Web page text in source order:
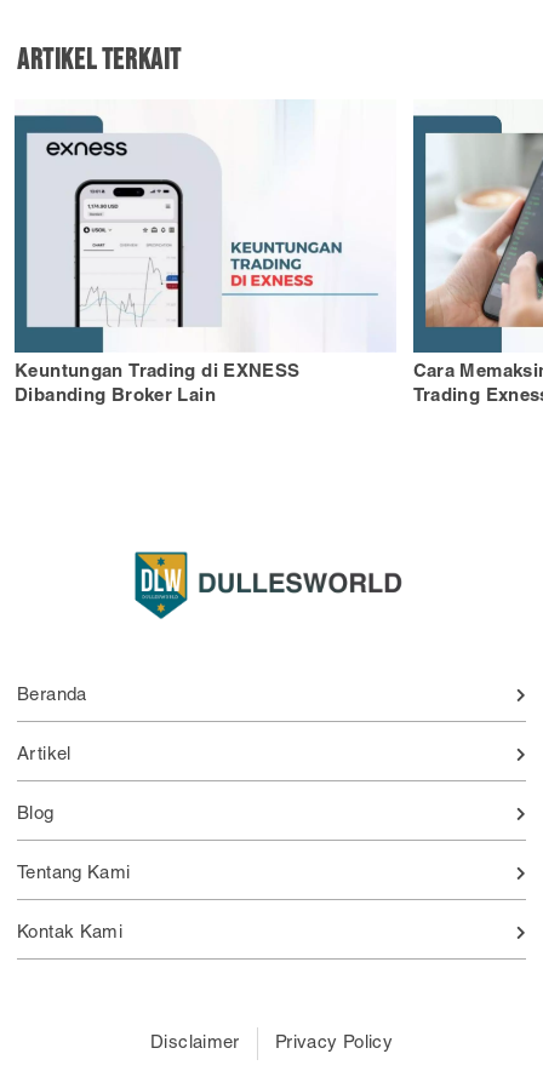
Artikel Terkait
Keuntungan Trading di EXNESS
Dibanding Broker Lain
Cara
Trading
Beranda
Artikel
Blog
Tentang Kami
Kontak Kami
Disclaimer Privacy Policy